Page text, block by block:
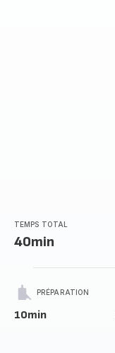
TEMPS TOTAL
40min
PRÉPARATION
10min